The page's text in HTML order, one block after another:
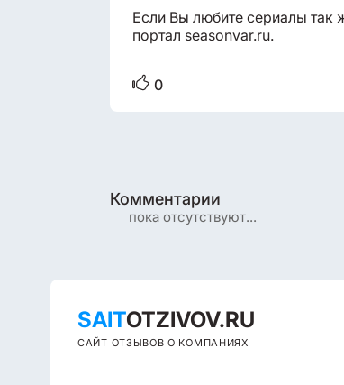
Если Вы любите сериалы так
портал seasonvar.ru.
0
Комментарии
пока отсутствуют...
SAITOTZIVOV.RU
САЙТ ОТЗЫВОВ О КОМПАНИЯХ